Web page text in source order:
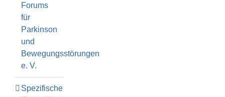
Forums
für
Parkinson
und
Bewegungsstörungen
e. V.
Spezifische